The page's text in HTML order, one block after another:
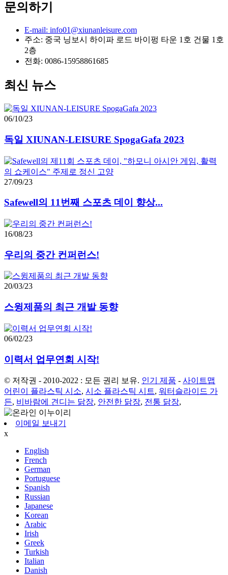
문의하기
E-mail: info01@xiunanleisure.com
주소: 중국 닝보시 하이파 로드 바이펑 타운 1호 건물 1호
2층
전화: 0086-15958861685
최신 뉴스
06/10/23
독일 XIUNAN-LEISURE SpogaGafa 2023
27/09/23
Safewell의 11번째 스포츠 데이 향상...
16/08/23
우리의 중간 컨퍼런스!
20/03/23
스윙제품의 최근 개발 동향
06/02/23
이력서 업무연회 시작!
© 저작권 - 2010-2022 : 모든 권리 보유. 인기 제품 - 사이트맵
어린이 플라스틱 시소, 시소 플라스틱 시트, 워터슬라이드 가
든, 비바람에 견디는 닭장, 안전한 닭장, 전통 닭장,
이메일 보내기
x
English
French
German
Portuguese
Spanish
Russian
Japanese
Korean
Arabic
Irish
Greek
Turkish
Italian
Danish